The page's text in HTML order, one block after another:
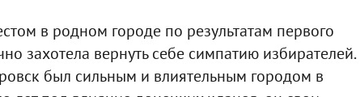
в родном городе по результатам первого
захотела вернуть себе симпатию избирателей.
был сильным и влиятельным городом в